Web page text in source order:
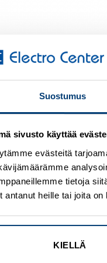
Suostumus
sivusto käyttää
evästeitä
tietoja
antanut heille tai joita
KIELLÄ
wishlist